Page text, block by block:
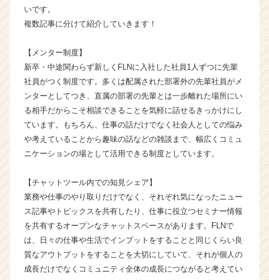
社
フ
チ
ャ
ー
リ
ク
ネ
ッ
ワ
ー
ク
タ
イ
ム
ラ
いです。
複数記事に分けて紹介していきます！
【メンター制度】
新卒・中途関わらず新しくFLNに入社した社員1人ずつに先輩
社員がつく制度です。多くは配属された部署外の先輩社員がメ
ンターとしてつき、直属の部署の先輩とは一歩離れた場所にい
る相手だからこそ相談できることを気軽に話せるきっかけにし
ています。もちろん、仕事の話だけでなく社会人としての悩み
や考えていることから趣味の話などの雑談まで、幅広くコミュ
ニケーションの場として活用できる制度としています。
【チャットツール内での知見シェア】
業務や仕事のやり取りだけでなく、それぞれ気になったニュー
ス記事やトピックスを共有したり、仕事に役立つセミナー情報
を共有するオープンなチャットスペースがあります。FLNで
は、日々の仕事や生活でインプットをすることと同じくらい良
質なアウトプットをすることを大切にしていて、それが個人の
成長だけでなくコミュニティ全体の成長につながると考えてい